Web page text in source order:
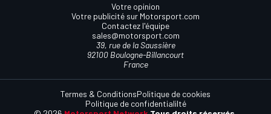
Votre opinion
Votre publicité sur Motorsport.com
Contactez l'équipe
sales@motorsport.com
39, rue de la Saussière
92100 Boulogne-Billancourt
France
Termes & ConditionsPolitique de cookies
Politique de confidentialilté